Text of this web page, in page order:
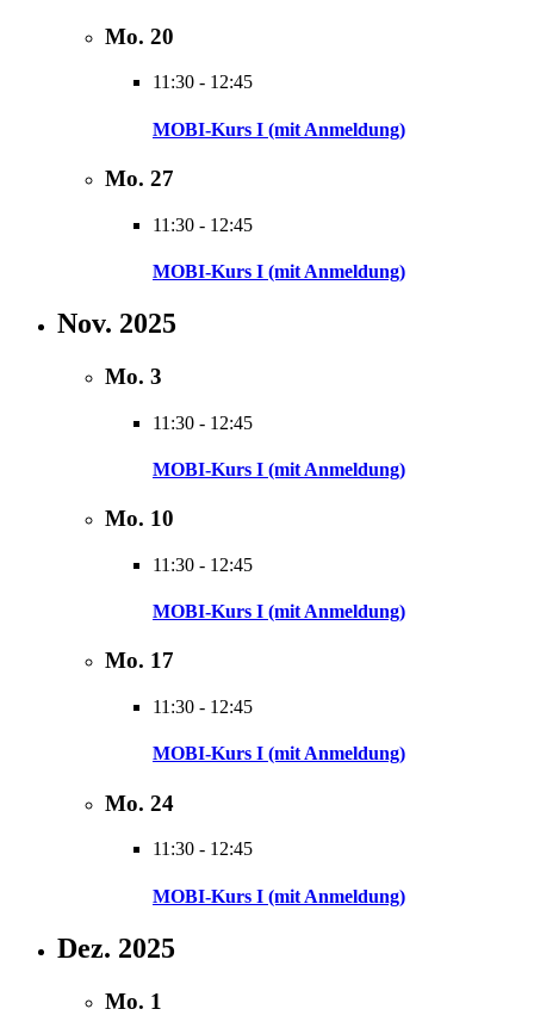
Mo. 20
11:30 - 12:45
MOBI-Kurs I (mit Anmeldung)
Mo. 27
11:30 - 12:45
MOBI-Kurs I (mit Anmeldung)
Nov. 2025
Mo. 3
11:30 - 12:45
MOBI-Kurs I (mit Anmeldung)
Mo. 10
11:30 - 12:45
MOBI-Kurs I (mit Anmeldung)
Mo. 17
11:30 - 12:45
MOBI-Kurs I (mit Anmeldung)
Mo. 24
11:30 - 12:45
MOBI-Kurs I (mit Anmeldung)
Dez. 2025
Mo. 1